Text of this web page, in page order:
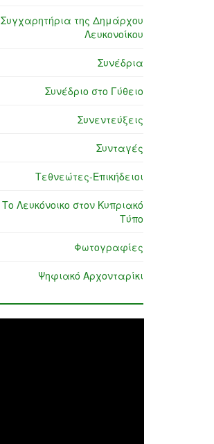
Συγχαρητήρια της Δημάρχου
Λευκονοίκου
Συνέδρια
Συνέδριο στο Γύθειο
Συνεντεύξεις
Συνταγές
Τεθνεώτες-Επικήδειοι
Το Λευκόνοικο στον Κυπριακό
Τύπο
Φωτογραφίες
Ψηφιακό Αρχονταρίκι